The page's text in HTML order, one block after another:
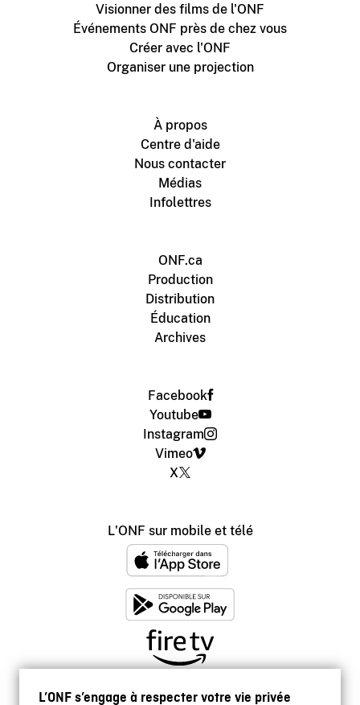
L’ONF s’engage à respecter votre vie privée
Visionner des films de l'ONF
Événements ONF près de chez vous
Créer avec l'ONF
Organiser une projection
À propos
Centre d'aide
Nous contacter
Médias
Infolettres
ONF.ca
Production
Distribution
Éducation
Archives
Facebook
Youtube
Instagram
Vimeo
X
L'ONF sur mobile et télé